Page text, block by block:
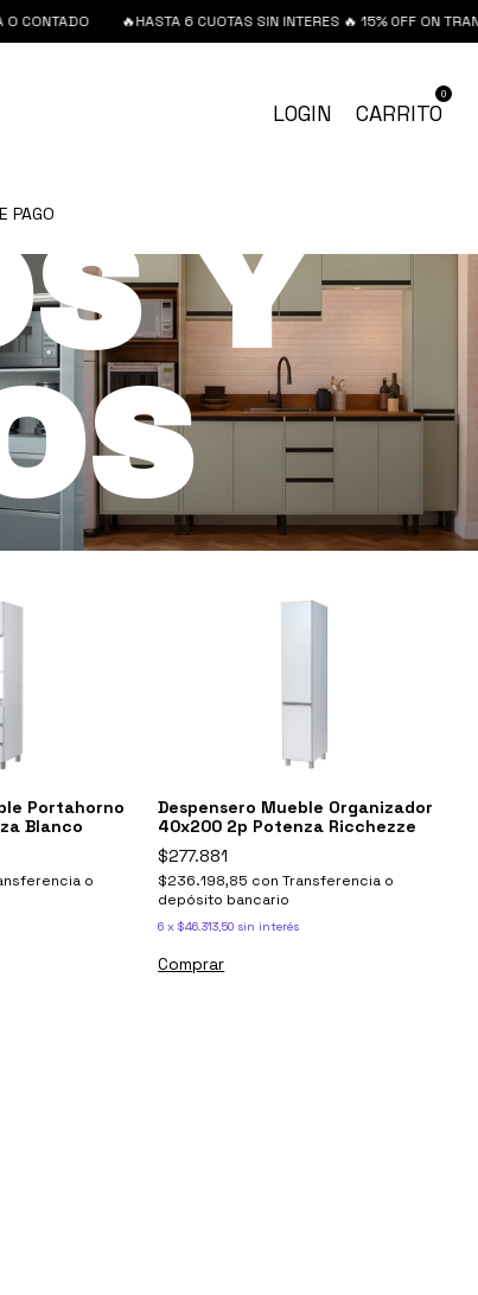
🔥HASTA 6 CUOTAS SIN INTERES 🔥 15% 0FF ON
LOGIN CARRITO
0
PAGO
Y
Portahorno
Blanco
o
Despensero Mueble Organizador
40x200 2p Potenza Ricchezze
$277.881
$236.198,85 con Transferencia o
depósito bancario
6 x$46.313,50 sin interés
Comprar